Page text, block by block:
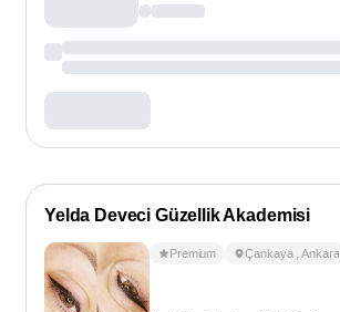
Yelda Deveci Güzellik Akademisi
Premium Çankaya ,Ankara